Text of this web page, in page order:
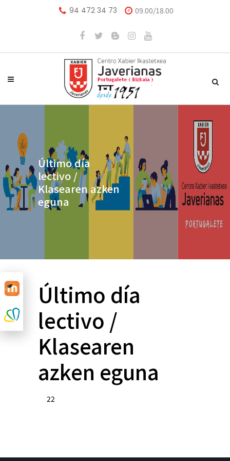
94 472 34 73 09.00/18.00
Último día
lectivo /
Klasearen azken
eguna
Último día
lectivo /
Klasearen
azken eguna
22